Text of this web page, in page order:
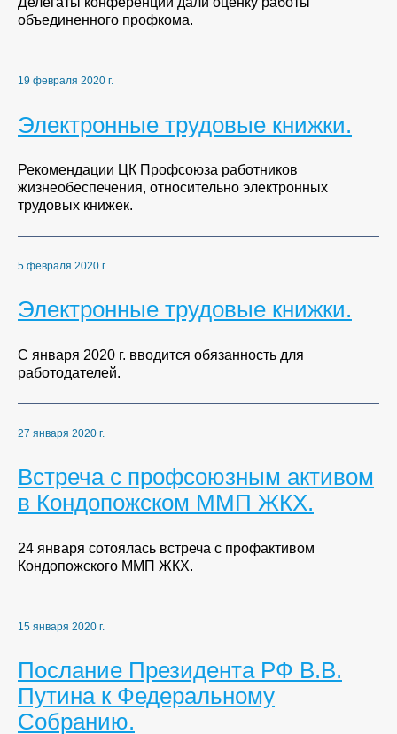
объединенного профкома.
19 февраля 2020 г.
Электронные трудовые книжки.
Рекомендации ЦК Профсоюза работников
жизнеобеспечения, относительно электронных
трудовых книжек.
5 февраля 2020 г.
Электронные трудовые книжки.
С января 2020 г. вводится обязанность для
работодателей.
27 января 2020 г.
Встреча с профсоюзным активом
в Кондопожском ММП ЖКХ.
24 января сотоялась встреча с профактивом
Кондопожского ММП ЖКХ.
15 января 2020 г.
Послание Президента РФ В.В.
Путина к Федеральному
Собранию.